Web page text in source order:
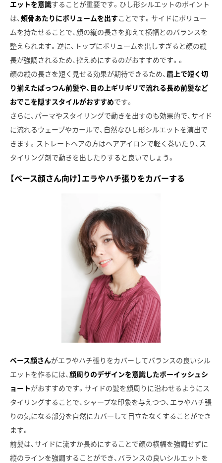
エットを意識することが重要です。ひし形シルエットのポイント
は、 頬骨あたりにボリュームを出す ことです。サイドにボリュー
ムを持たせることで、顔の縦の長さを抑えて横幅とのバランスを
整えられます。逆に、トップにボリュームを出しすぎると顔の縦
長が強調されるため、控えめにするのがおすすめです。。
顔の縦の長さを短く見せる効果が期待できるため、 眉上で短く切
り揃えたぱっつん前髪や、目の上ギリギリで流れる長め前髪など
おでこを隠すスタイルがおすすめです。
さらに、パーマやスタイリングで動きを出すのも効果的で、サイド
に流れるウェーブやカールで、自然なひし形シルエットを演出で
きます。ストレートヘアの方はヘアアイロンで軽く巻いたり、ス
タイリング剤で動きを出したりすると良いでしょう。
【ベース顔さん向け】エラやハチ張りをカバーする
ベース顔さんがエラやハチ張りをカバーしてバランスの良いシル
エットを作るには、 顔周りのデザインを意識したボーイッシュシ
ョート がおすすめです。サイドの髪を顔周りに沿わせるようにス
タイリングすることで、シャープな印象を与えつつ、エラやハチ張
りの気になる部分を自然にカバーして目立たなくすることができ
ます。
前髪は、サイドに流すか長めにすることで顔の横幅を強調せずに
縦のラインを強調することができ、バランスの良いシルエットを